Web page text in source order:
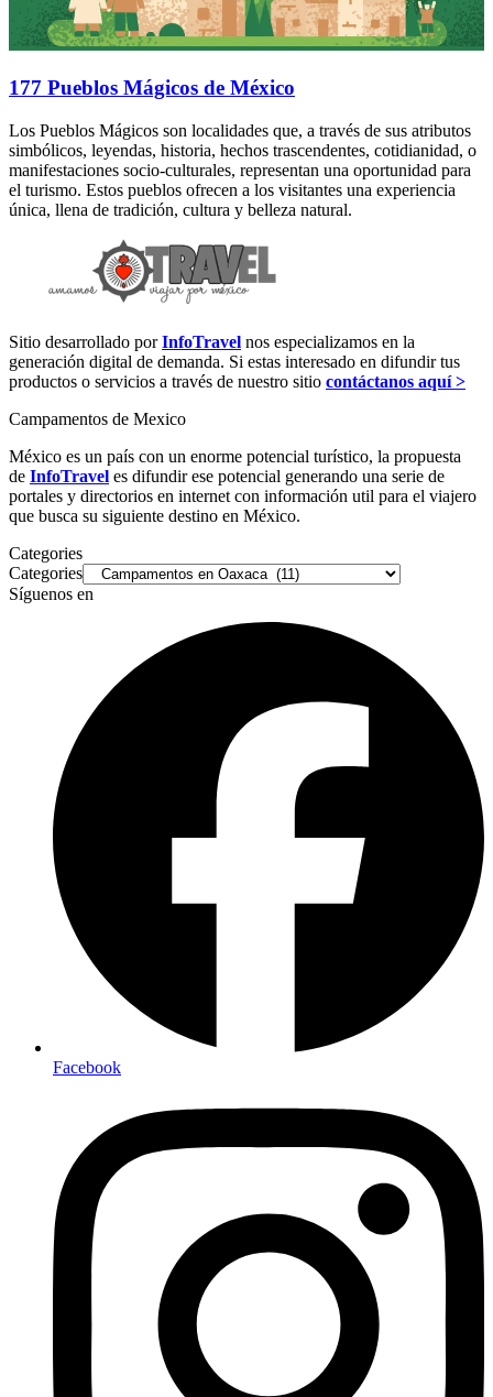
177 Pueblos Mágicos de México
Los Pueblos Mágicos son localidades que, a través de sus atributos
simbólicos, leyendas, historia, hechos trascendentes, cotidianidad, o
manifestaciones socio-culturales, representan una oportunidad para
el turismo. Estos pueblos ofrecen a los visitantes una experiencia
única, llena de tradición, cultura y belleza natural.
Sitio desarrollado porInfoTravel nos especializamos en la
generación digital de demanda. Si estas interesado en difundir tus
productos o servicios a través de nuestro sitio contáctanos aquí >
Campamentos de Mexico
México es un país con un enorme potencial turístico, la propuesta
de InfoTravel es difundir ese potencial generando una serie de
portales y directorios en internet con información util para el viajero
que busca su siguiente destino en México.
Categories
Categories
Síguenos en
Facebook